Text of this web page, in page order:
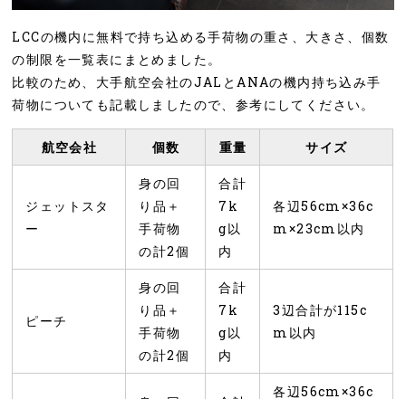
LCCの機内に無料で持ち込める手荷物の重さ、大きさ、個数
の制限を一覧表にまとめました。
比較のため、大手航空会社のJALとANAの機内持ち込み手
荷物についても記載しましたので、参考にしてください。
航空会社 個数 重量 サイズ
ジェットスタ
ー
身の回
り品＋
手荷物
の計2個
合計
7k
g以
内
各辺56cm×36c
m×23cm以内
ピーチ
身の回
り品＋
手荷物
の計2個
合計
7k
g以
内
3辺合計が115c
m以内
各辺56cm×36c